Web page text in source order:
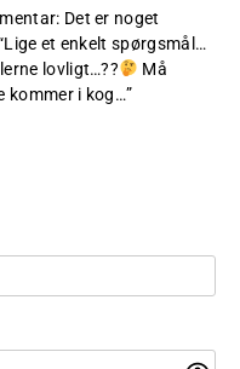
Det er noget
Lige et enkelt spørgsmål…
lovligt…??
Må
kommer i kog…”